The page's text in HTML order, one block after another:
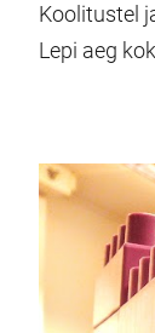
Koolitustel
Lepi aeg